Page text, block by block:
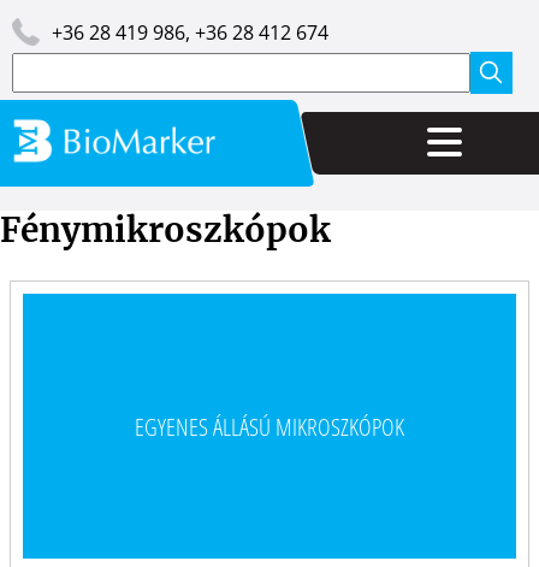
Ugrás
Image+36 28 419 986, +36 28 412 674
Fénymikroszkópok
EGYENES ÁLLÁSÚ MIKROSZKÓPOK